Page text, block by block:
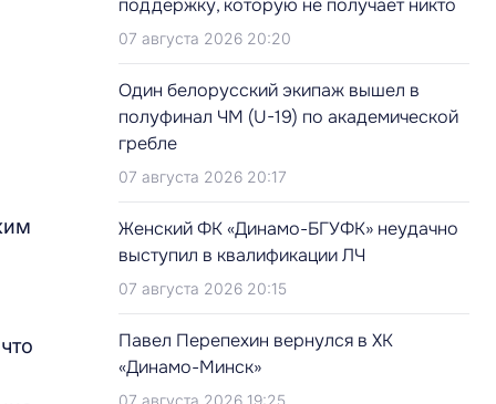
поддержку, которую не получает никто
07 августа 2026 20:20
Один белорусский экипаж вышел в
полуфинал ЧМ (U-19) по академической
гребле
07 августа 2026 20:17
Женский ФК «Динамо-БГУФК» неудачно
выступил в квалификации ЛЧ
07 августа 2026 20:15
Павел Перепехин вернулся в ХК
«Динамо-Минск»
07 августа 2026 19:25